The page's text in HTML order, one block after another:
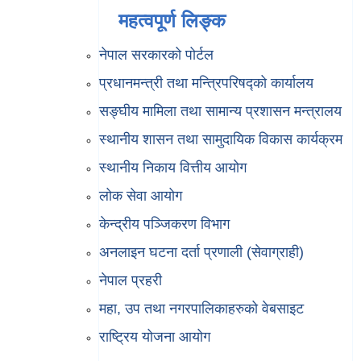
महत्वपूर्ण लिङ्क
नेपाल सरकारको पोर्टल
प्रधानमन्त्री तथा मन्त्रिपरिषद्को कार्यालय
सङ्घीय मामिला तथा सामान्य प्रशासन मन्त्रालय
स्थानीय शासन तथा सामुदायिक विकास कार्यक्रम
स्थानीय निकाय वित्तीय आयोग
लोक सेवा आयोग
केन्द्रीय पञ्जिकरण विभाग
अनलाइन घटना दर्ता प्रणाली (सेवाग्राही)
नेपाल प्रहरी
महा, उप तथा नगरपालिकाहरुको वेबसाइट
राष्ट्रिय योजना आयोग